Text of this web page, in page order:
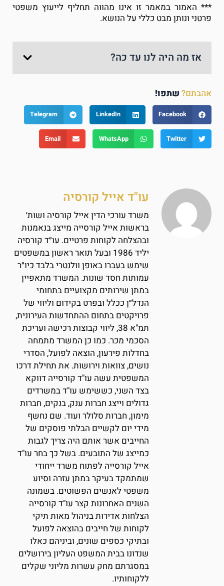
*** האמור במאמר זו אינו מהווה תחליף לייעוץ משפטי
פרטני ונותן מבט כללי על הנושא.
אז מה היה לנו עד כה?
אהבתם? שתפו!
Facebook
LinkedIn
Telegram
Twitter
WhatsApp
Email
עו"ד אייל קורסיה
משרד עורכי הדין אייל קורסיה ושות׳
בראשות אייל קורסייה מייצג בנאמנות
ובהצלחה לקוחות פרטיים. עו״ד קורסיה
יליד 1986 ובעל תואר ראשון במשפטים
שימש בעברו באופן וולנטרי בלבד כיו״ר
עמותות חסד שונות. המשרד מתאפיין
במתן שירותים מקצועיים בתחומי
הנדל״ן ככלל ובפרט בקידום וליווי של
פרויקטים בתחום ההתחדשות העירונית,
תמ"א 38, ליווי קבוצות רכישה ועריכת
הסכמי מכר. כמו כן המשרד מתמחה
בחדלות פירעון, הוצאה לפועל, הסדרי
נושים, צוואות וירושות. את תחילת דרכו
המשפטית עשה עו"ד קורסייה דווקא
בצד השני, כששימש עו"ד במשרדים
גדולים וייצג חברות ענק, בנקים, חברות
מימון, חברות סלולר ועוד. שם נחשף
מידי יום לקשיים הבלתי פוסקים של
החייבים אשר אותם היה צריך לגבות
כמייצג של התובעים. בשל כך בחר עו"ד
אייל קורסייה לפתוח משרד ייחודי
שמתמקד בעיקר במתן עזרה וסיוע
משפטי לאנשים הפשוטים. בשמונה
השנים האחרונות קצר עו"ד קורסייה
הצלחות אדירות בניהול מאות תיקי
לקוחות של חייבים בהוצאה לפועל
ובתיקי כספים שונים, וביניהם כאלו
שנדונו בבית המשפט העליון בירושלים
במסגרתם מחק עשרות מליוני שקלים
ללקוחותיו.